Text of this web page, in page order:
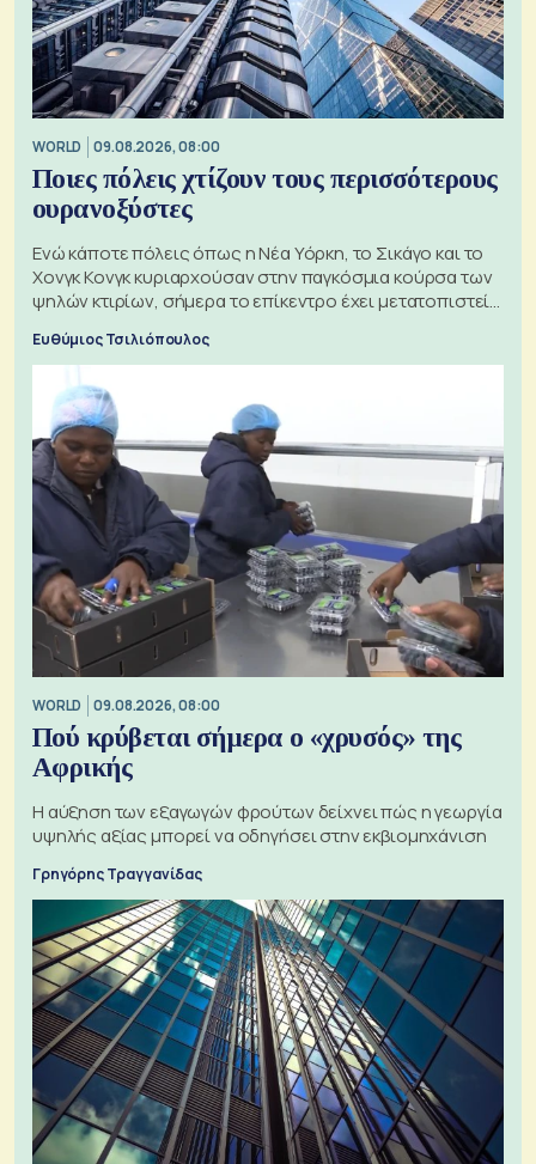
WORLD 09.08.2026, 08:00
Ποιες πόλεις χτίζουν τους περισσότερους
ουρανοξύστες
Ενώ κάποτε πόλεις όπως η Νέα Υόρκη, το Σικάγο και το
Χονγκ Κονγκ κυριαρχούσαν στην παγκόσμια κούρσα των
ψηλών κτιρίων, σήμερα το επίκεντρο έχει μετατοπιστεί
Ευθύμιος Τσιλιόπουλος
WORLD 09.08.2026, 08:00
Πού κρύβεται σήμερα ο «χρυσός» της
Αφρικής
Η αύξηση των εξαγωγών φρούτων δείχνει πώς η γεωργία
υψηλής αξίας μπορεί να οδηγήσει στην εκβιομηχάνιση
Γρηγόρης Τραγγανίδας